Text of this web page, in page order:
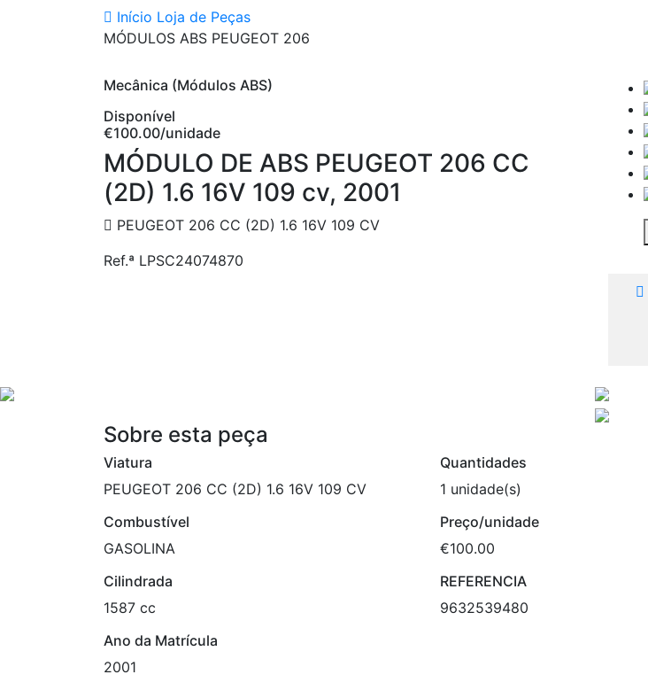
Início Loja de Peças
MÓDULOS ABS PEUGEOT 206
Mecânica (Módulos ABS)
Disponível
€100.00/unidade
MÓDULO DE ABS PEUGEOT 206 CC
(2D) 1.6 16V 109 cv, 2001
PEUGEOT 206 CC (2D) 1.6 16V 109 CV
Ref.ª LPSC24074870
Sobre esta peça
Viatura
PEUGEOT 206 CC (2D) 1.6 16V 109 CV
Combustível
GASOLINA
Cilindrada
1587 cc
Ano da Matrícula
2001
Quantidades
1 unidade(s)
Preço/unidade
€100.00
REFERENCIA
9632539480